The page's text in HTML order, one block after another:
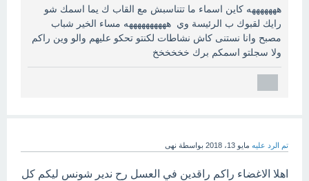
هههههههه كاين اسماء ما تتناسبش مع القاب ك يما اسمك شو
رايك لقبوك ب الرئيسة وي ههههههههههه مساء الخير شباب
مصبح وانا نستنى كاش نشاطات لكنتو تحكو عليهم والو وين راكم
ولا سجلتو اسمكم برك خخخخخخ
تم الرد عليه مايو 13، 2018 بواسطة نهى
اهلا الاغضاء راكم راقدين في العسل رح ندير شونس ليكم كل